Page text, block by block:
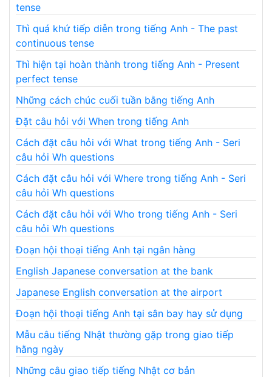
tense
Thì quá khứ tiếp diễn trong tiếng Anh - The past
continuous tense
Thì hiện tại hoàn thành trong tiếng Anh - Present
perfect tense
Những cách chúc cuối tuần bằng tiếng Anh
Đặt câu hỏi với When trong tiếng Anh
Cách đặt câu hỏi với What trong tiếng Anh - Seri
câu hỏi Wh questions
Cách đặt câu hỏi với Where trong tiếng Anh - Seri
câu hỏi Wh questions
Cách đặt câu hỏi với Who trong tiếng Anh - Seri
câu hỏi Wh questions
Đoạn hội thoại tiếng Anh tại ngân hàng
English Japanese conversation at the bank
Japanese English conversation at the airport
Đoạn hội thoại tiếng Anh tại sân bay hay sử dụng
Mẫu câu tiếng Nhật thường gặp trong giao tiếp
hằng ngày
Những câu giao tiếp tiếng Nhật cơ bản